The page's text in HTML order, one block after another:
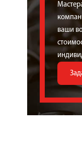
ваши